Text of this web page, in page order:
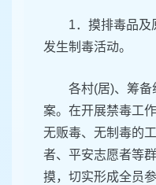
1．摸排毒品及
发生制毒活动。
各村(居)、筹
案。在开展禁毒工
无贩毒、无制毒的
者、平安志愿者等
摸，切实形成全员